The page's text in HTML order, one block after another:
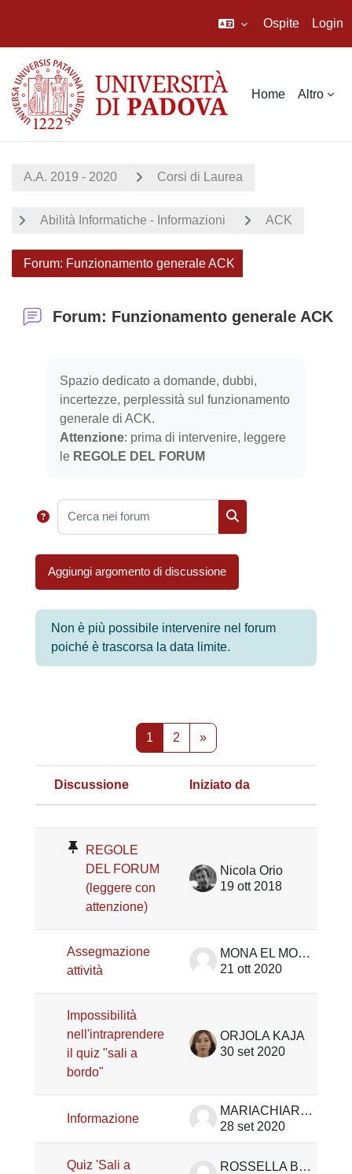
Ospite Login
Home Altro
A.A. 2019 - 2020 Corsi di Laurea
Abilità Informatiche - Informazioni ACK
Forum: Funzionamento generale ACK
Forum: Funzionamento generale ACK
Spazio dedicato a domande, dubbi,
incertezze, perplessità sul funzionamento
generale di ACK.
Attenzione: prima di intervenire, leggere
le REGOLE DEL FORUM
Cerca nei forum
Cerca nei forum
Aggiungi argomento di discussione
Non è più possibile intervenire nel forum
poiché è trascorsa la data limite.
1 Pagina 1
2Pagina 2
»Pagina successiva
Stato
Discussione Iniziato da
REGOLE
DEL FORUM
(leggere con
attenzione)
Nicola Orio
19 ott 2018
Assegmazione
attività
MONA EL MOURTADI
21 ott 2020
Impossibilità
nell'intraprendere
il quiz "sali a
bordo"
ORJOLA KAJA
30 set 2020
Informazione
MARIACHIARA NALON
28 set 2020
Quiz 'Sali a
ROSSELLA BORGA